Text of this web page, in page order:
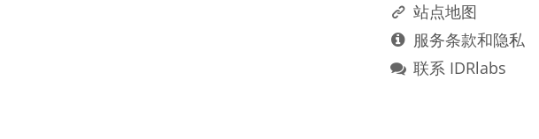
站点地图
服务条款和隐私
联系 IDRlabs